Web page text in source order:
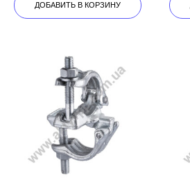
ДОБАВИТЬ В КОРЗИНУ